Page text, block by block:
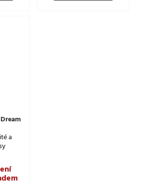
a